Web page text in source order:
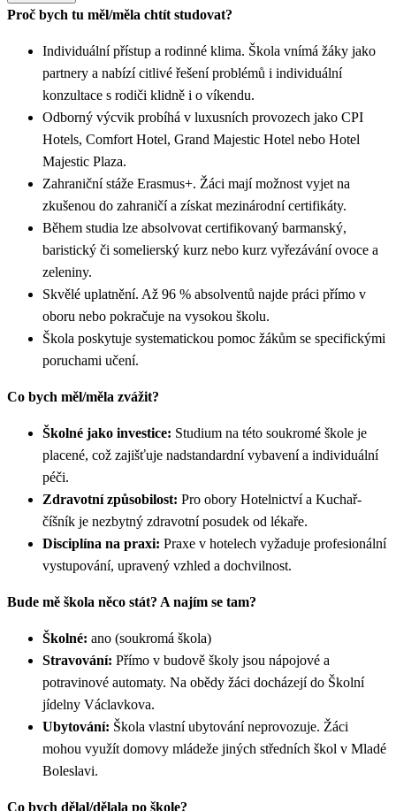
Proč bych tu měl/měla chtít studovat?
Individuální přístup a rodinné klima. Škola vnímá žáky jako
partnery a nabízí citlivé řešení problémů i individuální
konzultace s rodiči klidně i o víkendu.
Odborný výcvik probíhá v luxusních provozech jako CPI
Hotels, Comfort Hotel, Grand Majestic Hotel nebo Hotel
Majestic Plaza.
Zahraniční stáže Erasmus+. Žáci mají možnost vyjet na
zkušenou do zahraničí a získat mezinárodní certifikáty.
Během studia lze absolvovat certifikovaný barmanský,
baristický či somelierský kurz nebo kurz vyřezávání ovoce a
zeleniny.
Skvělé uplatnění. Až 96 % absolventů najde práci přímo v
oboru nebo pokračuje na vysokou školu.
Škola poskytuje systematickou pomoc žákům se specifickými
poruchami učení.
Co bych měl/měla zvážit?
Školné jako investice: Studium na této soukromé škole je
placené, což zajišťuje nadstandardní vybavení a individuální
péči.
Zdravotní způsobilost: Pro obory Hotelnictví a Kuchař-
číšník je nezbytný zdravotní posudek od lékaře.
Disciplína na praxi: Praxe v hotelech vyžaduje profesionální
vystupování, upravený vzhled a dochvilnost.
Bude mě škola něco stát? A najím se tam?
Školné: ano (soukromá škola)
Stravování: Přímo v budově školy jsou nápojové a
potravinové automaty. Na obědy žáci docházejí do Školní
jídelny Václavkova.
Ubytování: Škola vlastní ubytování neprovozuje. Žáci
mohou využít domovy mládeže jiných středních škol v Mladé
Boleslavi.
Co bych dělal/dělala po škole?